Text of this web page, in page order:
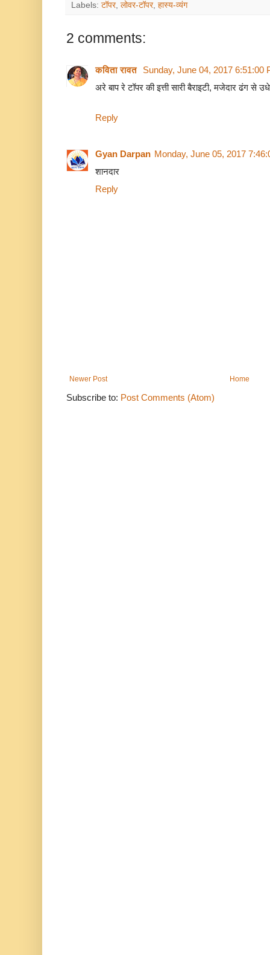
Labels: टॉपर, लोवर-टॉपर, हास्य-व्यंग
2 comments:
कविता रावत Sunday, June 04, 2017 6:51:00
अरे बाप रे टॉपर की इत्ती सारी बैराइटी, मजेदार ढंग से
Reply
Gyan Darpan Monday, June 05, 2017
शानदार
Reply
Newer Post Home
Subscribe to: Post Comments (Atom)